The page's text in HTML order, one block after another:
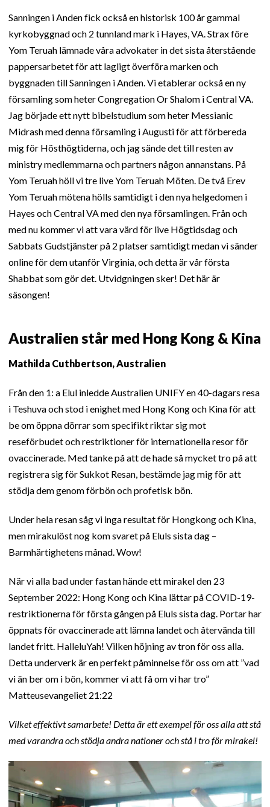
Sanningen i Anden fick också en historisk 100 år gammal
kyrkobyggnad och 2 tunnland mark i Hayes, VA. Strax före
Yom Teruah lämnade våra advokater in det sista återstående
pappersarbetet för att lagligt överföra marken och
byggnaden till Sanningen i Anden. Vi etablerar också en ny
församling som heter Congregation Or Shalom i Central VA.
Jag började ett nytt bibelstudium som heter Messianic
Midrash med denna församling i Augusti för att förbereda
mig för Hösthögtiderna, och jag sände det till resten av
ministry medlemmarna och partners någon annanstans. På
Yom Teruah höll vi tre live Yom Teruah Möten. De två Erev
Yom Teruah mötena hölls samtidigt i den nya helgedomen i
Hayes och Central VA med den nya församlingen. Från och
med nu kommer vi att vara värd för live Högtidsdag och
Sabbats Gudstjänster på 2 platser samtidigt medan vi sänder
online för dem utanför Virginia, och detta är vår första
Shabbat som gör det. Utvidgningen sker! Det här är
säsongen!
Australien står med Hong Kong & Kina
Mathilda Cuthbertson, Australien
Från den 1: a Elul inledde Australien UNIFY en 40-dagars resa
i Teshuva och stod i enighet med Hong Kong och Kina för att
be om öppna dörrar som specifikt riktar sig mot
reseförbudet och restriktioner för internationella resor för
ovaccinerade. Med tanke på att de hade så mycket tro på att
registrera sig för Sukkot Resan, bestämde jag mig för att
stödja dem genom förbön och profetisk bön.
Under hela resan såg vi inga resultat för Hongkong och Kina,
men mirakulöst nog kom svaret på Eluls sista dag –
Barmhärtighetens månad. Wow!
När vi alla bad under fastan hände ett mirakel den 23
September 2022: Hong Kong och Kina lättar på COVID-19-
restriktionerna för första gången på Eluls sista dag. Portar har
öppnats för ovaccinerade att lämna landet och återvända till
landet fritt. HalleluYah! Vilken höjning av tron för oss alla.
Detta underverk är en perfekt påminnelse för oss om att ”vad
vi än ber om i bön, kommer vi att få om vi har tro”
Matteusevangeliet 21:22
Vilket effektivt samarbete! Detta är ett exempel för oss alla att stå
med varandra och stödja andra nationer och stå i tro för mirakel!